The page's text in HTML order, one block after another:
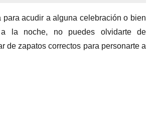
para acudir a alguna celebración o bien
la noche, no puedes olvidarte de
de zapatos correctos para personarte a